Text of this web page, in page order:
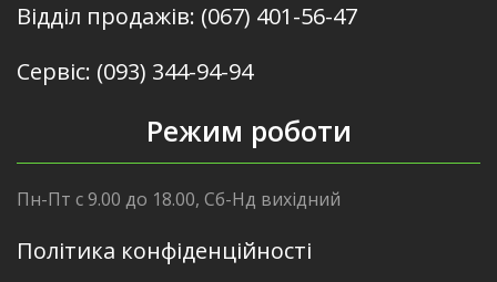
Відділ продажів: (067) 401-56-47
Сервіс: (093) 344-94-94
Режим роботи
Пн-Пт с 9.00 до 18.00, Сб-Нд вихідний
Політика конфіденційності